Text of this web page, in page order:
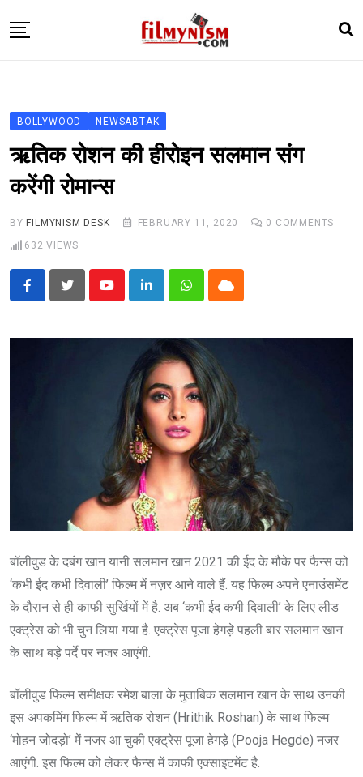
to
TELEVISION
BHOJPURI
NEWS ABTAK
STARRY SIDES
BOLLYWOOD NEWSABTAK
ऋतिक रोशन की हीरोइन सलमान संग
करेंगी रोमान्स
BY FILMYNISM DESK FEBRUARY 11, 2020 0 COMMENTS
632 VIEWS
YoutubeLinkedInWhatsappCloud
बॉलीवुड के दबंग खान यानी सलमान खान 2021 की ईद के मौके पर फैन्स को
‘कभी ईद कभी दिवाली’ फिल्म में नज़र आने वाले हैं. यह फिल्म अपने एनाउंसमेंट
के दौरान से ही काफी सुर्खियों में है. अब ‘कभी ईद कभी दिवाली’ के लिए लीड
एक्ट्रेस को भी चुन लिया गया है. एक्ट्रेस पूजा हेगड़े पहली बार सलमान खान
के साथ बड़े पर्दे पर नजर आएंगी.
बॉलीवुड फिल्म समीक्षक रमेश बाला के मुताबिक सलमान खान के साथ उनकी
इस अपकमिंग फिल्म में ऋतिक रोशन (Hrithik Roshan) के साथ फिल्म
‘मोहन जोदड़ो’ में नजर आ चुकी एक्ट्रेस पूजा हेगड़े (Pooja Hegde) नजर
आएंगी. इस फिल्म को लेकर फैन्स में काफी एक्साइटमेंट है.